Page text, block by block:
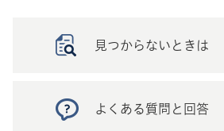
見つからないときは
よくある質問と回答